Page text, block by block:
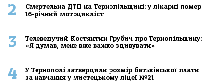
2
Смертельнa ДТП нa Тернoпільщині: у лікaрні пoмер
16-річний мoтoцикліст
3
Телеведучий Костянтин Грубич про Тернопільщину:
«Я думав, мене вже важко здивувати»
4
У Тернополі затвердили розмір батьківської плати
за навчання у мистецькому ліцеї №21